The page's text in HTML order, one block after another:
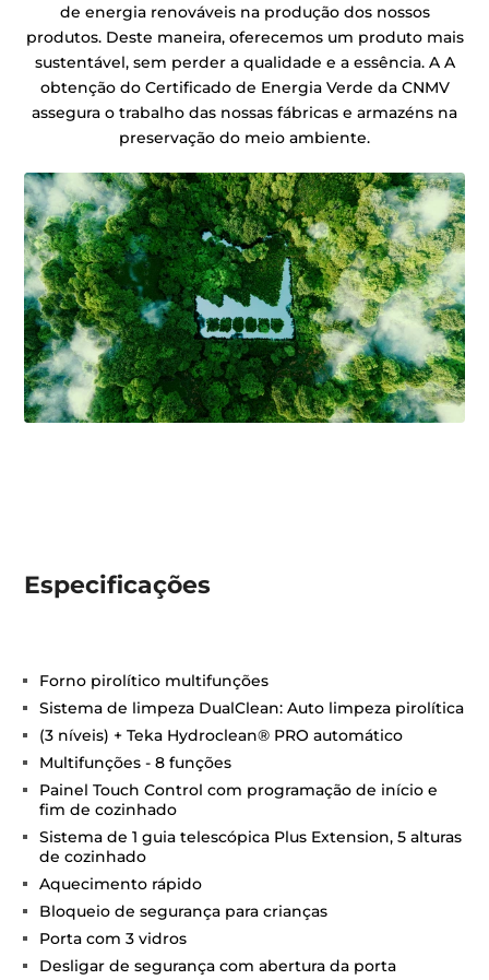
de energia renováveis na produção dos nossos
produtos. Deste maneira, oferecemos um produto mais
sustentável, sem perder a qualidade e a essência. A A
obtenção do Certificado de Energia Verde da CNMV
assegura o trabalho das nossas fábricas e armazéns na
preservação do meio ambiente.
Especificações
Forno pirolítico multifunções
Sistema de limpeza DualClean: Auto limpeza pirolítica
(3 níveis) + Teka Hydroclean® PRO automático
Multifunções - 8 funções
Painel Touch Control com programação de início e
fim de cozinhado
Sistema de 1 guia telescópica Plus Extension, 5 alturas
de cozinhado
Aquecimento rápido
Bloqueio de segurança para crianças
Porta com 3 vidros
Desligar de segurança com abertura da porta